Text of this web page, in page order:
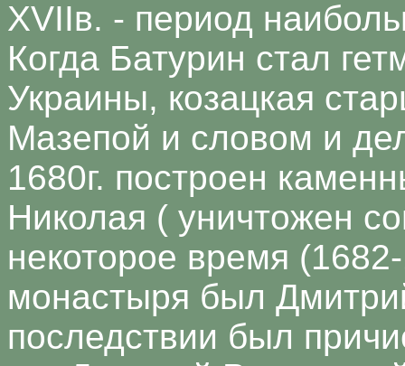
XVIIв. - период
Когда Батурин стал
Украины, козацкая
Мазепой и словом и
1680г. построен
Николая ( уничтожен
некоторое время
монастыря был
последствии был